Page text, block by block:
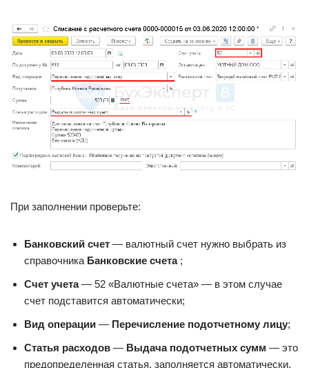
При заполнении проверьте:
Банковский счет — валютный счет нужно выбрать из
справочника Банковские счета;
Счет учета— 52 «Валютные счета» — в этом случае
счет подставится автоматически;
Вид операции — Перечисление подотчетному лицу;
Статья расходов — Выдача подотчетных сумм — это
предопределенная статья, заполняется автоматически.